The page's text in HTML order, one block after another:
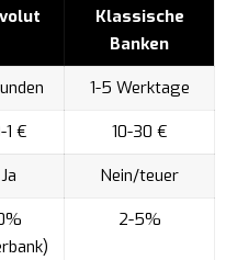
Klassische
Banken
1-5 Werktage
1 €
10-30 €
Ja
Nein/teuer
2-5%